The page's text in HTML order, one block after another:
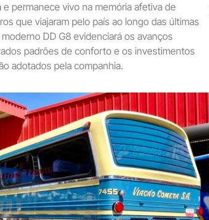
permanece vivo na memória afetiva de
que viajaram pelo país ao longo das últimas
DD G8 evidenciará os avanços
padrões de conforto e os investimentos
adotados pela companhia.